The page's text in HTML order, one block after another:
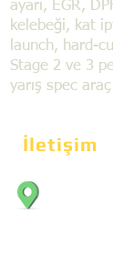
ayarı, EGR,
kelebeği, kat
launch, hard-
Stage 2 ve 3
yarış spec
İletişim